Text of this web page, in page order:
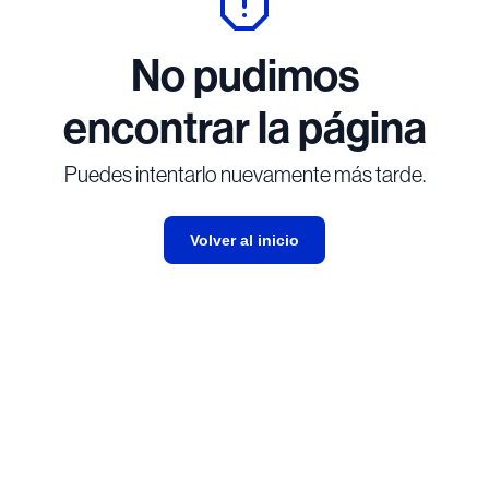
No pudimos
encontrar la página
Puedes intentarlo nuevamente más tarde.
Volver al inicio